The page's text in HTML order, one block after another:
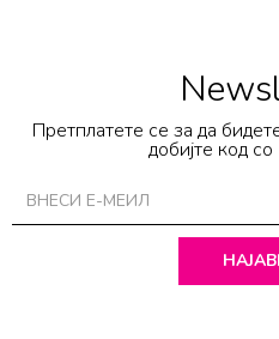
Претплатете се за да
добијте код